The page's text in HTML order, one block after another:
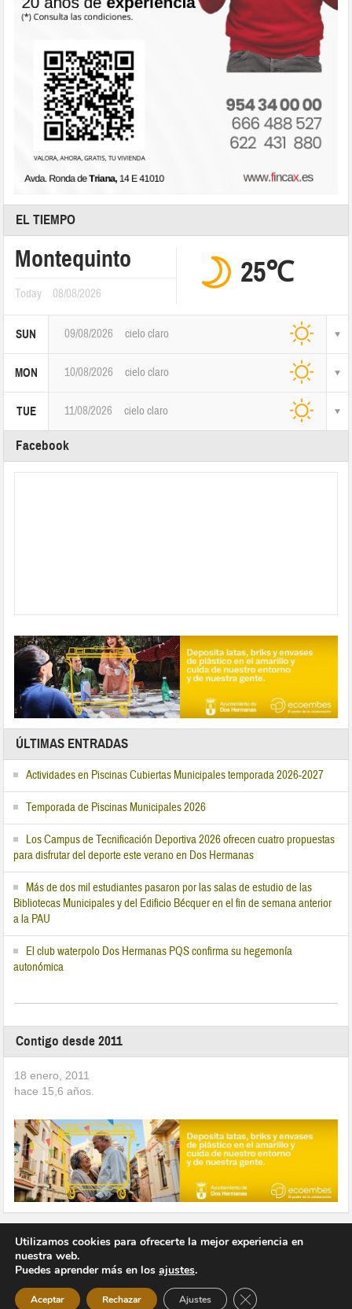
EL TIEMPO
Montequinto
Today 08/08/2026
25℃
SUN 09/08/2026 cielo claro
MON 10/08/2026 cielo claro
TUE 11/08/2026 cielo claro
Facebook
ÚLTIMAS ENTRADAS
Actividades en Piscinas Cubiertas Municipales temporada 2026-2027
Temporada de Piscinas Municipales 2026
Los Campus de Tecnificación Deportiva 2026 ofrecen cuatro propuestas
para disfrutar del deporte este verano en Dos Hermanas
Más de dos mil estudiantes pasaron por las salas de estudio de las
Bibliotecas Municipales y del Edificio Bécquer en el fin de semana anterior
a la PAU
El club waterpolo Dos Hermanas PQS confirma su hegemonía
autonómica
Contigo desde 2011
18 enero, 2011
hace 15,6 años.
Copyright © 2026 Vivir en Montequinto Periódico Digital
Utilizamos cookies para ofrecerte la mejor experiencia en
nuestra web.
Puedes aprender más en los ajustes.
Aceptar Rechazar Ajustes Cerrar el banner de